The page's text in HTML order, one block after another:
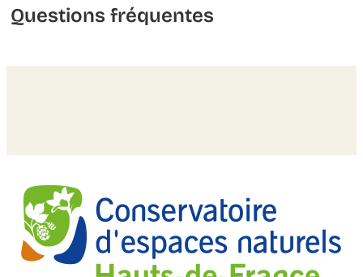
Questions fréquentes